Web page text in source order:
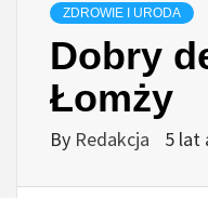
ZDROWIE I URODA
Dobry
Łomży
By Redakcja 5 lat